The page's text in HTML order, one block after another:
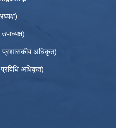
अधिकृत)
अधिकृत)